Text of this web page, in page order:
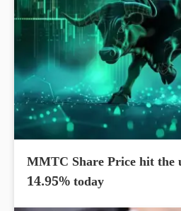
MMTC Share Price hit
14.95% today